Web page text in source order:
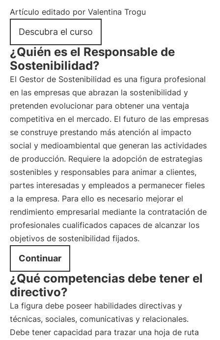
Artículo editado por Valentina Trogu
Descubra el curso
¿Quién es el Responsable de
Sostenibilidad?
El Gestor de Sostenibilidad es una figura profesional
en las empresas que abrazan la sostenibilidad y
pretenden evolucionar para obtener una ventaja
competitiva en el mercado. El futuro de las empresas
se construye prestando más atención al impacto
social y medioambiental que generan las actividades
de producción. Requiere la adopción de estrategias
sostenibles y responsables para animar a clientes,
partes interesadas y empleados a permanecer fieles
a la empresa. Para ello es necesario mejorar el
rendimiento empresarial mediante la contratación de
profesionales cualificados capaces de alcanzar los
objetivos de sostenibilidad fijados.
Continuar
¿Qué competencias debe tener el
directivo?
La figura debe poseer habilidades directivas y
técnicas, sociales, comunicativas y relacionales.
Debe tener capacidad para trazar una hoja de ruta